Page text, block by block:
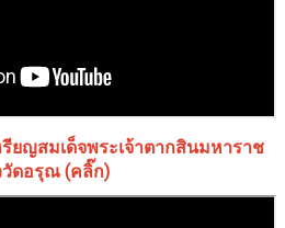
ยญสมเด็จพระเจ้าตากสินมหาราช
วัดอรุณ (คลิ๊ก)